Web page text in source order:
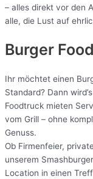
– alles direkt vor den
alle, die Lust auf
Burger
Ihr möchtet einen
Standard? Dann
Foodtruck mieten
vom Grill – ohne
Genuss.
Ob Firmenfeier,
unserem
Location in einen